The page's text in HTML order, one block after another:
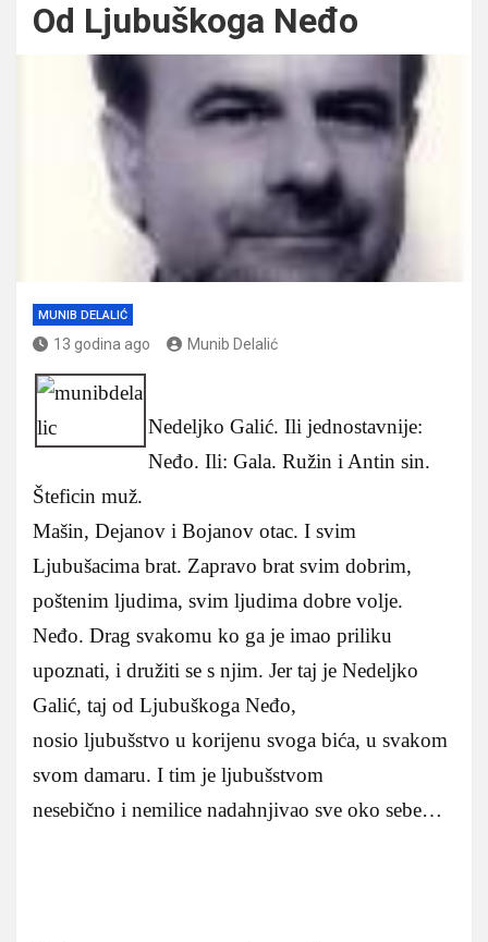
Od Ljubuškoga Neđo
MUNIB DELALIĆ
13 godina ago Munib Delalić
Nedeljko Galić. Ili jednostavnije:
Neđo. Ili: Gala. Ružin i Antin sin.
Šteficin muž.
Mašin, Dejanov i Bojanov otac. I svim
Ljubušacima brat. Zapravo brat svim dobrim,
poštenim ljudima, svim ljudima dobre volje.
Neđo. Drag svakomu ko ga je imao priliku
upoznati, i družiti se s njim. Jer taj je Nedeljko
Galić, taj od Ljubuškoga Neđo,
nosio ljubušstvo u korijenu svoga bića, u svakom
svom damaru. I tim je ljubušstvom
nesebično i nemilice nadahnjivao sve oko sebe…